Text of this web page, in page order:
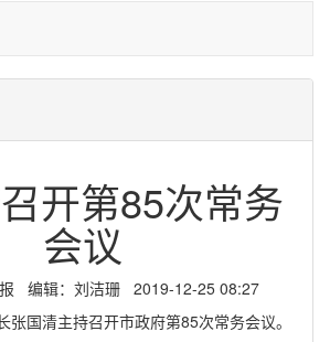
开第85次常务
会议
编辑：刘洁珊 2019-12-25 08:27
张国清主持召开市政府第85次常务会议。